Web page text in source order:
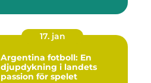
17. jan
Argentina fotboll: En
djupdykning i landets
passion för spelet